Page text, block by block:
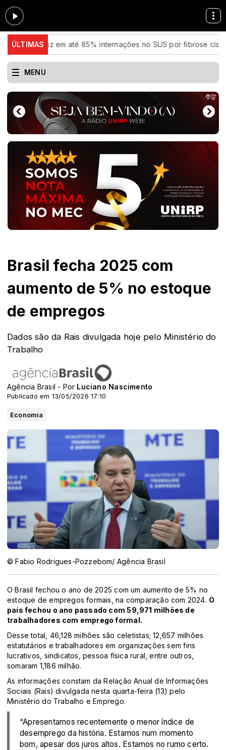
ÚLTIMAS
em até 85% internações no SUS por fibrose cística
MENU
Brasil fecha 2025 com
aumento de 5% no estoque
de empregos
Dados são da Rais divulgada hoje pelo Ministério do
Trabalho
Agência Brasil - Por Luciano Nascimento
Publicado em 13/05/2026 17:10
Economia
© Fabio Rodrigues-Pozzebom/ Agência Brasil
O Brasil fechou o ano de 2025 com um aumento de 5% no
estoque de empregos formais, na comparação com 2024. O
país fechou o ano passado com 59,971 milhões de
trabalhadores com emprego formal.
Desse total, 46,128 milhões são celetistas; 12,657 milhões
estatutários e trabalhadores em organizações sem fins
lucrativos, sindicatos, pessoa física rural, entre outros,
somaram 1,186 milhão.
As informações constam da Relação Anual de Informações
Sociais (Rais) divulgada nesta quarta-feira (13) pelo
Ministério do Trabalho e Emprego.
“Apresentamos recentemente o menor índice de
desemprego da história. Estamos num momento
bom, apesar dos juros altos. Estamos no rumo certo.